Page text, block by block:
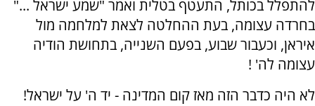
להתפלל בכותל, התעטף בטלית ואמר "שמע ישראל ..."
בחרדה עצומה, בעת ההחלטה לצאת למלחמה מול
איראן, וכעבור שבוע, בפעם השנייה, בתחושת הודיה
עצומה לה' !
לא היה כדבר הזה מאז קום המדינה - יד ה' על ישראל!